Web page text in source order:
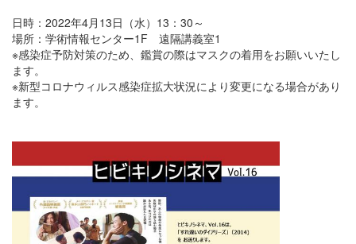
日時：2022年4月13日（水）13：30～
場所：学術情報センター1F 遠隔講義室1
※感染症予防対策のため、鑑賞の際はマスクの着用をお願いいたし
ます。
※新型コロナウィルス感染症拡大状況により変更になる場合があり
ます。